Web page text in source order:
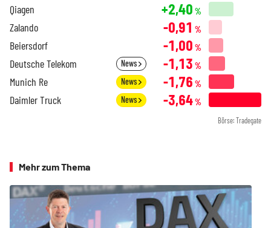
Qiagen +2,40 %
Zalando -0,91 %
Beiersdorf -1,00 %
Deutsche Telekom News -1,13 %
Munich Re News -1,76 %
Daimler Truck News -3,64%
Börse: Tradegate
Mehr zum Thema